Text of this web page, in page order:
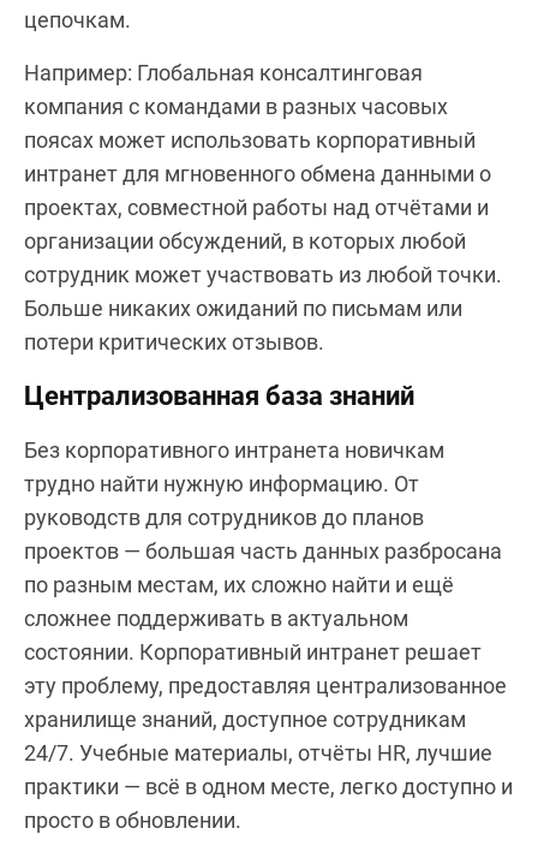
цепочкам.
Например: Глобальная консалтинговая
компания с командами в разных часовых
поясах может использовать корпоративный
интранет для мгновенного обмена данными о
проектах, совместной работы над отчётами и
организации обсуждений, в которых любой
сотрудник может участвовать из любой точки.
Больше никаких ожиданий по письмам или
потери критических отзывов.
Централизованная база знаний
Без корпоративного интранета новичкам
трудно найти нужную информацию. От
руководств для сотрудников до планов
проектов — большая часть данных разбросана
по разным местам, их сложно найти и ещё
сложнее поддерживать в актуальном
состоянии. Корпоративный интранет решает
эту проблему, предоставляя централизованное
хранилище знаний, доступное сотрудникам
24/7. Учебные материалы, отчёты HR, лучшие
практики — всё в одном месте, легко доступно и
просто в обновлении.